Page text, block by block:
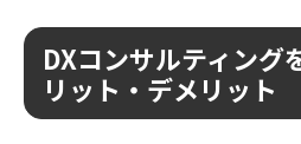
DXコンサルティング
リット・デメリット